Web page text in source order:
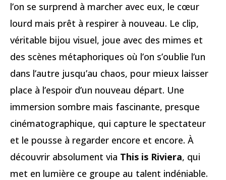
l’on se surprend à marcher avec eux, le cœur
lourd mais prêt à respirer à nouveau. Le clip,
véritable bijou visuel, joue avec des mimes et
des scènes métaphoriques où l’on s’oublie l’un
dans l’autre jusqu’au chaos, pour mieux laisser
place à l’espoir d’un nouveau départ. Une
immersion sombre mais fascinante, presque
cinématographique, qui capture le spectateur
et le pousse à regarder encore et encore. À
découvrir absolument via This is Riviera, qui
met en lumière ce groupe au talent indéniable.